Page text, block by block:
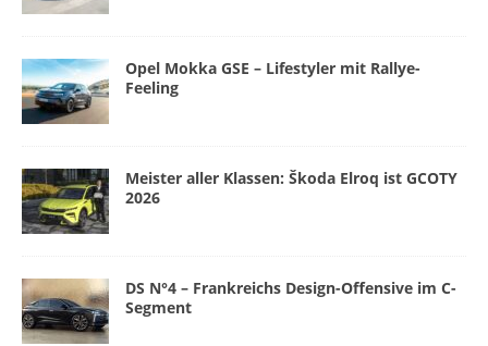
Opel Mokka GSE – Lifestyler mit Rallye-
Feeling
Meister aller Klassen: Škoda Elroq ist GCOTY
2026
DS N°4 – Frankreichs Design-Offensive im C-
Segment